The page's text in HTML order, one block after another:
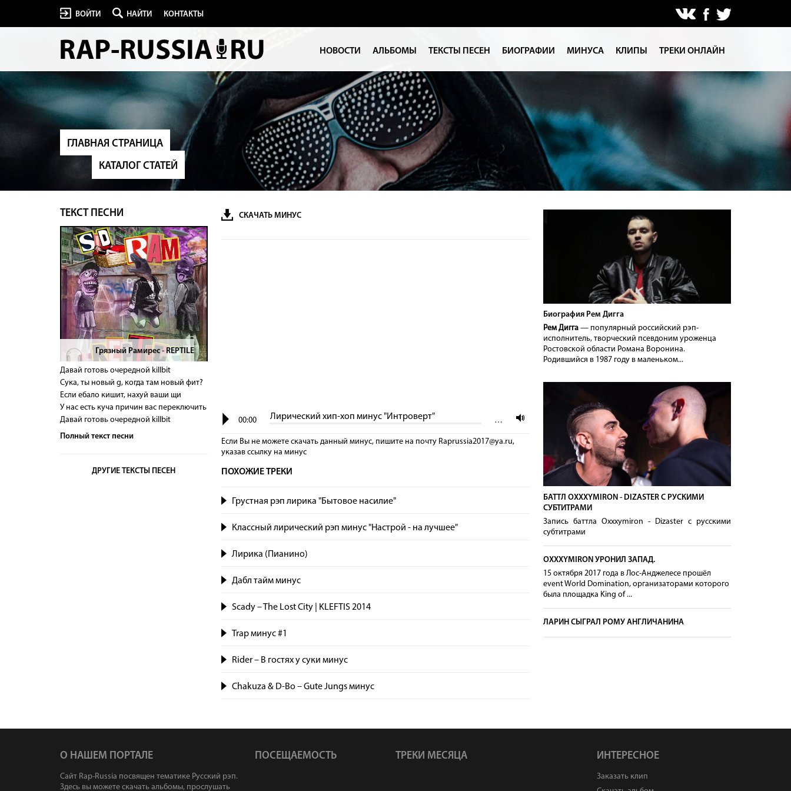
ВОЙТИ НАЙТИ КОНТАКТЫ
НОВОСТИ АЛЬБОМЫ ТЕКСТЫ ПЕСЕН БИОГРАФИИ МИНУСА КЛИПЫ ТРЕКИ ОНЛАЙН
ГЛАВНАЯ СТРАНИЦА
КАТАЛОГ СТАТЕЙ
ТЕКСТ ПЕСНИ
> Грязный Рамирес - REPTILE
Давай готовь очередной killbit
Сука, ты новый g, когда там новый фит?
Если ебало кишит, нахуй ваши щи
У нас есть куча причин вас переключить
Давай готовь очередной killbit
Полный текст песни
ДРУГИЕ ТЕКСТЫ ПЕСЕН
СКАЧАТЬ МИНУС
Лирический хип-хоп минус "Интроверт"
00:00 …
Если Вы не можете скачать данный минус, пишите на почту Raprussia2017@ya.ru,
указав сcылку на минус
ПОХОЖИЕ ТРЕКИ
Грустная рэп лирика "Бытовое насилие"
Классный лирический рэп минус "Настрой - на лучшее"
Лирика (Пианино)
Дабл тайм минус
Scady – The Lost City | KLEFTIS 2014
Trap минус #1
Rider – В гостях у суки минус
Chakuza & D-Bo – Gute Jungs минус
Биография Рем Дигга
Рем Дигга— популярный российский рэп-
исполнитель, творческий псевдоним уроженца
Ростовской области Романа Воронина.
Родившийся в 1987 году в маленьком...
БАТТЛ OXXXYMIRON - DIZASTER С РУСКИМИ
СУБТИТРАМИ
Запись баттла Oxxxymiron - Dizaster с русскими
субтитрами
OXXXYMIRON УРОНИЛ ЗАПАД.
15 октября 2017 года в Лос-Анджелесе прошёл
event World Domination, организаторами которого
была площадка King of ...
ЛАРИН СЫГРАЛ РОМУ АНГЛИЧАНИНА
О НАШЕМ ПОРТАЛЕ
Сайт Rap-Russia посвящен тематике Русский рэп.
Здесь вы можете скачать альбомы, прослушать
ПОСЕЩАЕМОСТЬ ТРЕКИ МЕСЯЦА ИНТЕРЕСНОЕ
Заказать клип